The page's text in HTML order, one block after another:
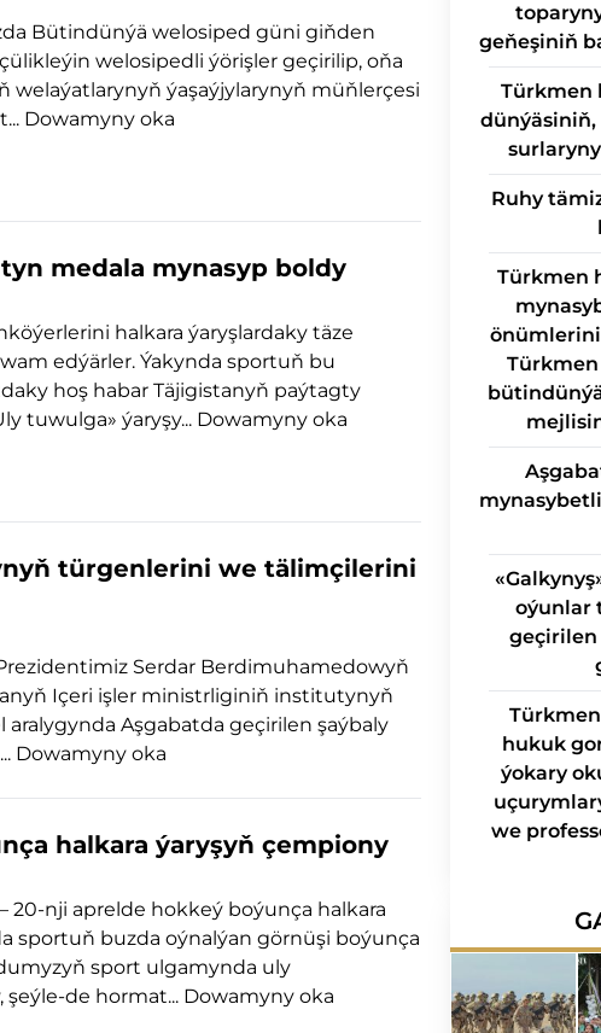
Bütindünýä welosiped güni giňden
welosipedli ýörişler geçirilip, oňa
ýaşaýjylarynyň müňlerçesi
Dowamyny oka
medala mynasyp boldy
halkara ýaryşlardaky täze
edýärler. Ýakynda sportuň bu
hoş habar Täjigistanyň paýtagty
tuwulga» ýaryşy... Dowamyny oka
türgenlerini we tälimçilerini
Serdar Berdimuhamedowyň
Içeri işler ministrliginiň institutynyň
aralygynda Aşgabatda geçirilen şaýbaly
Dowamyny oka
halkara ýaryşyň çempiony
20-nji aprelde hokkeý boýunça halkara
sportuň buzda oýnalýan görnüşi boýunça
sport ulgamynda uly
de hormat... Dowamyny oka
geňeşiniň
Türk­men
Ruhy
Türkmen
oýunlar
geçirilen
hukuk
ýokary
we